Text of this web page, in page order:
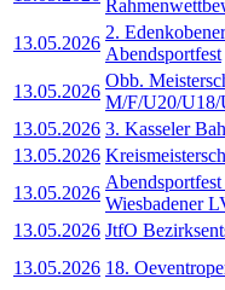
13.05.2026
2.
Abendsportfest
13.05.2026
Obb.
M/F/U20/U18/
13.05.2026 3. Kasseler
13.05.2026
13.05.2026
Wiesbadener
13.05.2026 JtfO
13.05.2026 18.